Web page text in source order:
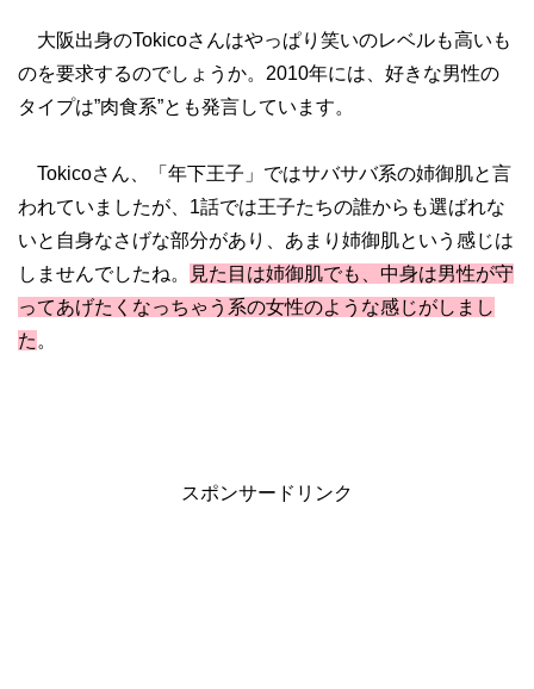
大阪出身のTokicoさんはやっぱり笑いのレベルも高いも
のを要求するのでしょうか。2010年には、好きな男性の
タイプは”肉食系”とも発言しています。
Tokicoさん、「年下王子」ではサバサバ系の姉御肌と言
われていましたが、1話では王子たちの誰からも選ばれな
いと自身なさげな部分があり、あまり姉御肌という感じは
しませんでしたね。
見た目は姉御肌でも、中身は男性が守
ってあげたくなっちゃう系の女性のような感じがしまし
た 。
スポンサードリンク